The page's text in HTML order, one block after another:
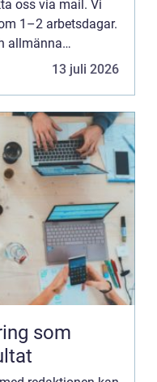
oss via mail. Vi
1–2 arbetsdagar.
allmänna
vår sida.13 juli 2026
som